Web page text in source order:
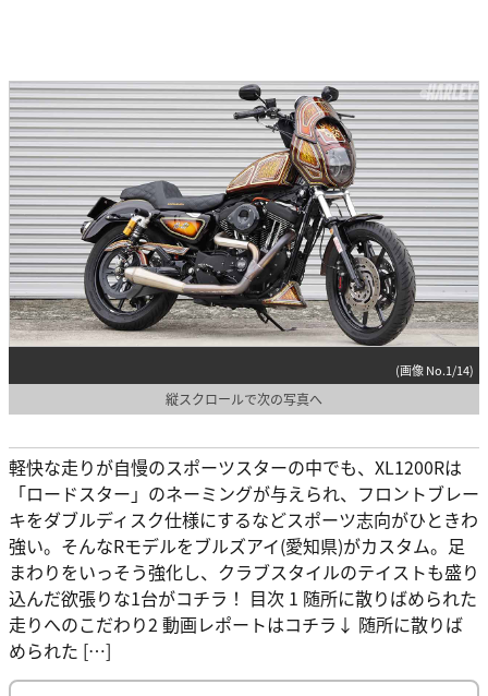
(画像 No.1/14)
縦スクロールで次の写真へ
軽快な走りが自慢のスポーツスターの中でも、XL1200Rは
「ロードスター」のネーミングが与えられ、フロントブレー
キをダブルディスク仕様にするなどスポーツ志向がひときわ
強い。そんなRモデルをブルズアイ(愛知県)がカスタム。足
まわりをいっそう強化し、クラブスタイルのテイストも盛り
込んだ欲張りな1台がコチラ！ 目次 1 随所に散りばめられた
走りへのこだわり2 動画レポートはコチラ↓ 随所に散りば
められた […]